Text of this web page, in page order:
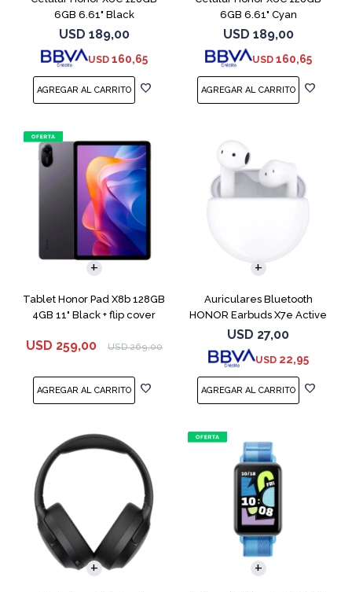
6GB 6.61" Black
USD 189,00
USD 160,65
6GB 6.61" Cyan
USD 189,00
USD 160,65
Tablet Honor Pad X8b 128GB
4GB 11" Black + flip cover
USD 259,00 USD 269,00
Auriculares Bluetooth
HONOR Earbuds X7e Active
TWS White
USD 27,00
USD 22,95